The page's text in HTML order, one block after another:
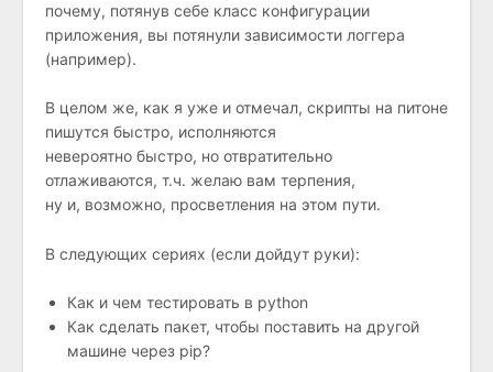
почему, потянув себе класс конфигурации
приложения, вы потянули зависимости логгера
(например).
В целом же, как я уже и отмечал, скрипты на питоне
пишутся быстро, исполняются
невероятно быстро, но отвратительно
отлаживаются, т.ч. желаю вам терпения,
ну и, возможно, просветления на этом пути.
В следующих сериях (если дойдут руки):
Как и чем тестировать в python
Как сделать пакет, чтобы поставить на другой
машине через pip?